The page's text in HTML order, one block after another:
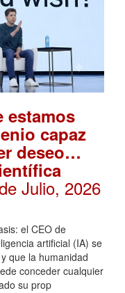
estamos
capaz
deseo…
Julio, 2026
el CEO de
artificial (IA) se
que la humanidad
conceder cualquier
su prop